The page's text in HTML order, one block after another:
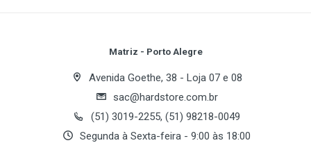
Your Name
Email Address
Matriz - Porto Alegre
Avenida Goethe, 38 - Loja 07 e 08
sac@hardstore.com.br
(51) 3019-2255, (51) 98218-0049
Segunda à Sexta-feira - 9:00 às 18:00